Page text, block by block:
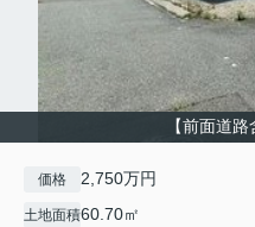
【前面道
価格 2,750万円
土地面積60.70㎡